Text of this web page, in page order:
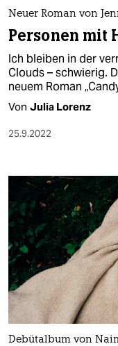
nord
wahrheit
verlag
shop
fragen & hilfe
unterstützen
abo
genossenschaft
epaper login
Neuer Roman von
Personen mit
Ich bleiben in der
Clouds – schwierig.
neuem Roman
Von Julia Lorenz
25.9.2022
Debütalbum von